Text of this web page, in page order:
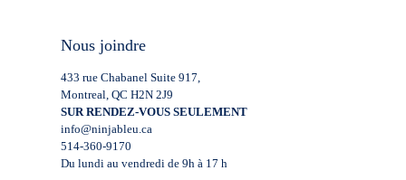
Nous joindre
433 rue Chabanel Suite 917,
Montreal, QC H2N 2J9
SUR RENDEZ-VOUS SEULEMENT
info@ninjableu.ca
514-360-9170
Du lundi au vendredi de 9h à 17 h